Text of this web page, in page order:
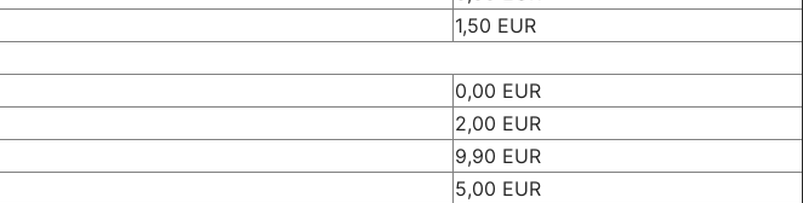
1,50 EUR
0,00 EUR
2,00 EUR
9,90 EUR
5,00 EUR